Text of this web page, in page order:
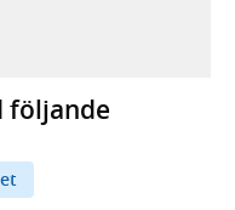
webbplats,
följande